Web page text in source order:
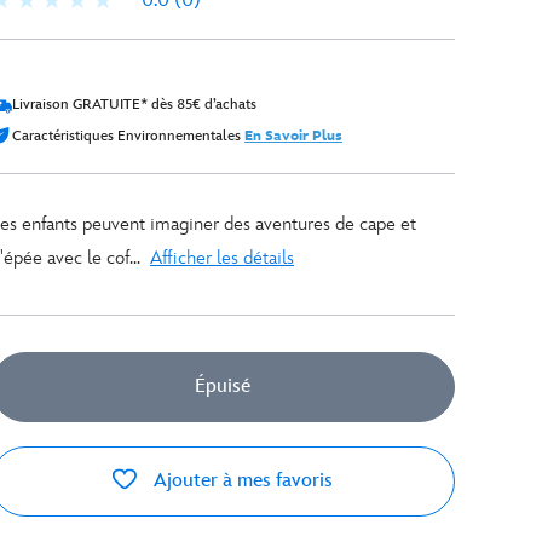
Livraison GRATUITE* dès 85€ d’achats
Caractéristiques Environnementales En Savoir Plus
enfants peuvent imaginer des aventures de cape et
avec le cof... Afficher les détails
Épuisé
Ajouter à mes favoris